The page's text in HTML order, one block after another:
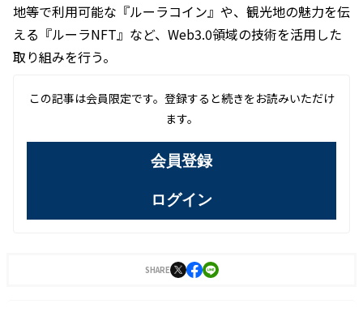
地等で利用可能な『ルーラコイン』や、観光地の魅力を伝
える『ルーラNFT』など、Web3.0領域の技術を活用した
取り組みを行う。
この記事は会員限定です。登録すると続きをお読みいただけ
ます。
会員登録
ログイン
SHARE